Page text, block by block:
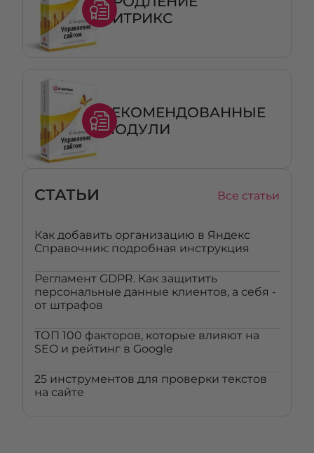
СТАТЬИ Все статьи
Как добавить организацию в Яндекс
Справочник: подробная инструкция
Регламент GDPR. Как защитить
персональные данные клиентов, а себя -
от штрафов
ТОП 100 факторов, которые влияют на
SEO и рейтинг в Google
25 инструментов для проверки текстов
на сайте
БИТРИКС
РЕКОМЕНДОВАННЫЕ
МОДУЛИ